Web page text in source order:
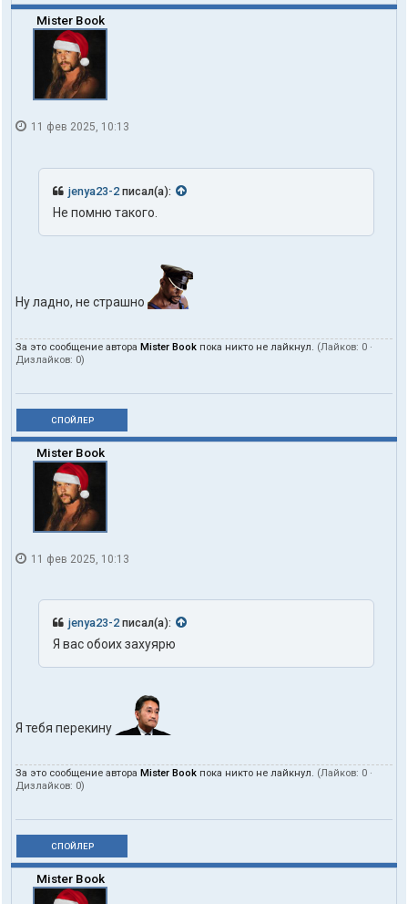
Mister Book
11 фев 2025, 10:13
jenya23-2 писал(а):
Не помню такого.
Ну ладно, не страшно
За это сообщение автора Mister Book пока никто не лайкнул. (Лайков: 0 ·
Дизлайков: 0)
СПОЙЛЕР
Mister Book
11 фев 2025, 10:13
jenya23-2писал(а):
Я вас обоих захуярю
Я тебя перекину
За это сообщение автора Mister Book пока никто не лайкнул. (Лайков: 0 ·
Дизлайков: 0)
СПОЙЛЕР
Mister Book